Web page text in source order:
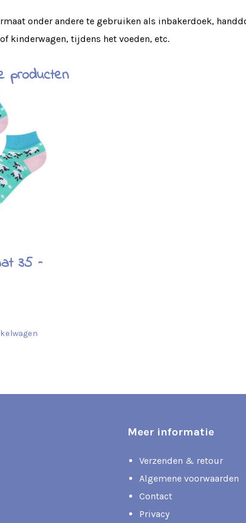
onder andere te gebruiken als inbakerdoek,
kinderwagen, tijdens het voeden, etc.
producten
35 –
Meer informatie
Verzenden & retour
Algemene voorwaarden
Contact
Privacy